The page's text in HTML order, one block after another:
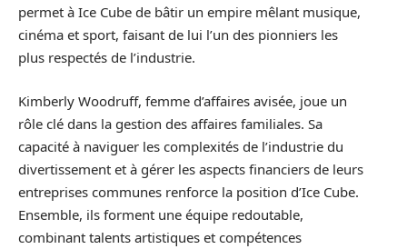
permet à Ice Cube de bâtir un empire mêlant musique,
cinéma et sport, faisant de lui l’un des pionniers les
plus respectés de l’industrie.
Kimberly Woodruff, femme d’affaires avisée, joue un
rôle clé dans la gestion des affaires familiales. Sa
capacité à naviguer les complexités de l’industrie du
divertissement et à gérer les aspects financiers de leurs
entreprises communes renforce la position d’Ice Cube.
Ensemble, ils forment une équipe redoutable,
combinant talents artistiques et compétences